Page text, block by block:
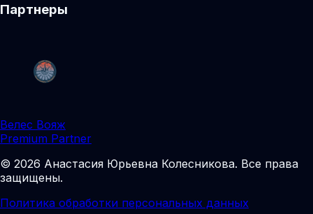
Партнеры
Велес Вояж
Premium Partner
© 2026 Анастасия Юрьевна Колесникова. Все права
защищены.
Политика обработки персональных данных